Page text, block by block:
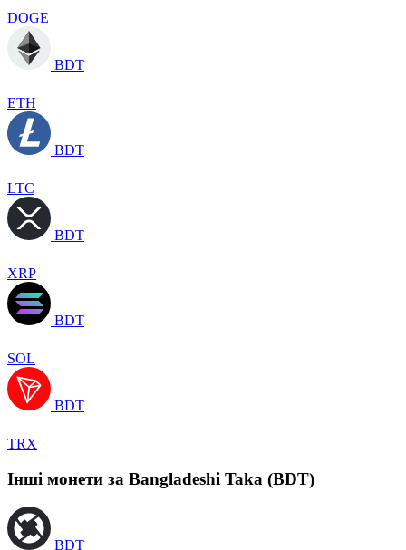
DOGE
BDT
ETH
BDT
LTC
BDT
XRP
BDT
SOL
BDT
TRX
Інші монети за Bangladeshi Taka (BDT)
BDT